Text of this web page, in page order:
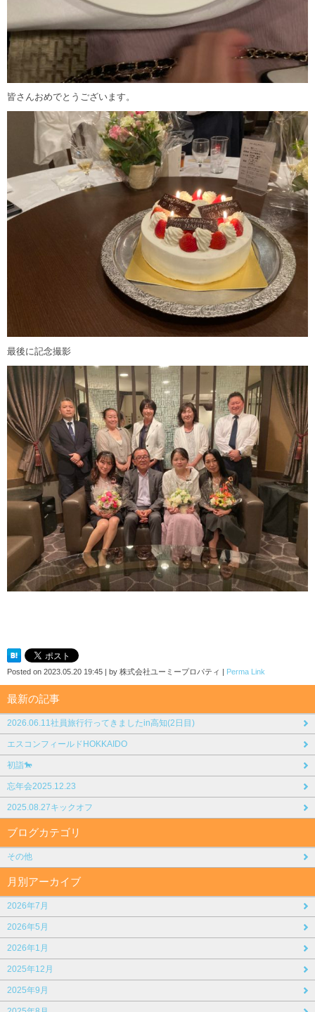
皆さんおめでとうございます。
最後に記念撮影
Posted on 2023.05.20 19:45 | by 株式会社ユーミープロパティ | Perma Link
最新の記事
2026.06.11社員旅行行ってきましたin高知(2日目)
エスコンフィールドHOKKAIDO
初詣🐎
忘年会2025.12.23
2025.08.27キックオフ
ブログカテゴリ
その他
月別アーカイブ
2026年7月
2026年5月
2026年1月
2025年12月
2025年9月